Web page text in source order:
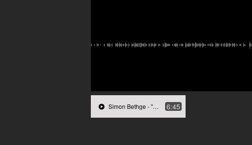
Simon Bethge - "Mixtape" (Erzählung) 6:45